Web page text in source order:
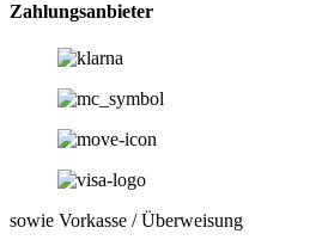
Zahlungsanbieter
sowie Vorkasse / Überweisung